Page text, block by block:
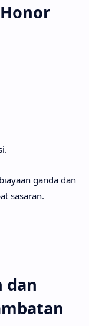
ganda dan
sasaran.
dan